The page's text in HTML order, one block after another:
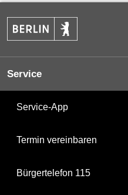
Service
Service-App
Termin vereinbaren
Bürgertelefon 115